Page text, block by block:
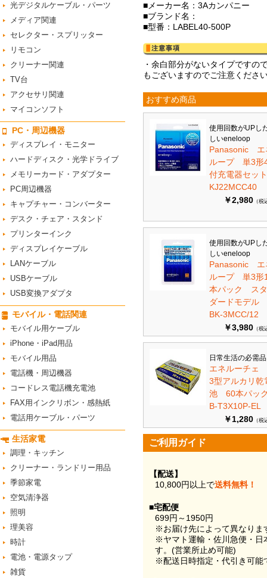
光デジタルケーブル・パーツ
メディア関連
セレクター・スプリッター
リモコン
クリーナー関連
TV台
アクセサリ関連
マイコンソフト
PC・周辺機器
ディスプレイ・モニター
ハードディスク・光学ドライブ
メモリーカード・アダプター
PC周辺機器
キャプチャー・コンバーター
デスク・チェア・スタンド
プリンターインク
ディスプレイケーブル
LANケーブル
USBケーブル
USB変換アダプタ
モバイル・電話関連
モバイル用ケーブル
iPhone・iPad用品
モバイル用品
電話機・周辺機器
コードレス電話機充電池
FAX用インクリボン・感熱紙
電話用ケーブル・パーツ
生活家電
調理・キッチン
クリーナー・ランドリー用品
季節家電
空気清浄器
照明
理美容
時計
電池・電源タップ
雑貨
■メーカー名：3Aカンパニー
■ブランド名：
■型番：LABEL40-500P
・余白部分がないタイプですの
もございますのでご注意くださ
おすすめ商品
使用回数がUPし
しいeneloop
Panasonic エ
ループ 単3形
付充電器セッ
KJ22MCC40
￥2,980 （税
使用回数がUPし
しいeneloop
Panasonic エ
ループ 単3形
本パック ス
ダードモデル
BK-3MCC/12
￥3,980 （税
日常生活の必需
エネルーチェ
3型アルカリ乾
池 60本パ
B-T3X10P-EL
￥1,280 （税
ご利用ガイド
【配送】
10,800円以上で送料無料！
■宅配便
699円～1950円
※お届け先によって異なりま
※ヤマト運輸・佐川急便・日
す。(営業所止め可能)
※配送日時指定・代引き可能